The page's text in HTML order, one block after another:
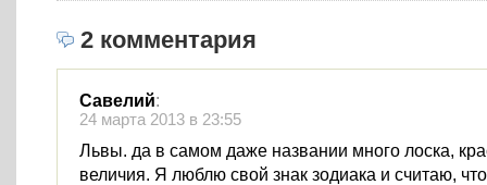
2 комментария
Савелий:
24 марта 2013 в 23:55
Львы. да в самом даже названии много лоска,
величия. Я люблю свой знак зодиака и считаю,